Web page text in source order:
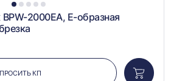
1 2 3 4 5
2000EA, Е-образная
КП